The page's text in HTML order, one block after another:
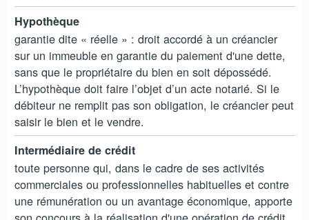
Hypothèque
garantie dite « réelle » : droit accordé à un créancier
sur un immeuble en garantie du paiement d'une dette,
sans que le propriétaire du bien en soit dépossédé.
L’hypothèque doit faire l’objet d’un acte notarié. Si le
débiteur ne remplit pas son obligation, le créancier peut
saisir le bien et le vendre.
Intermédiaire de crédit
toute personne qui, dans le cadre de ses activités
commerciales ou professionnelles habituelles et contre
une rémunération ou un avantage économique, apporte